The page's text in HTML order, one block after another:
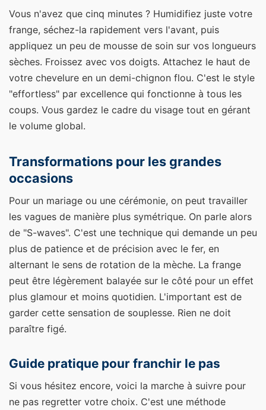
Vous n'avez que cinq minutes ? Humidifiez juste votre
frange, séchez-la rapidement vers l'avant, puis
appliquez un peu de mousse de soin sur vos longueurs
sèches. Froissez avec vos doigts. Attachez le haut de
votre chevelure en un demi-chignon flou. C'est le style
"effortless" par excellence qui fonctionne à tous les
coups. Vous gardez le cadre du visage tout en gérant
le volume global.
Transformations pour les grandes
occasions
Pour un mariage ou une cérémonie, on peut travailler
les vagues de manière plus symétrique. On parle alors
de "S-waves". C'est une technique qui demande un peu
plus de patience et de précision avec le fer, en
alternant le sens de rotation de la mèche. La frange
peut être légèrement balayée sur le côté pour un effet
plus glamour et moins quotidien. L'important est de
garder cette sensation de souplesse. Rien ne doit
paraître figé.
Guide pratique pour franchir le pas
Si vous hésitez encore, voici la marche à suivre pour
ne pas regretter votre choix. C'est une méthode